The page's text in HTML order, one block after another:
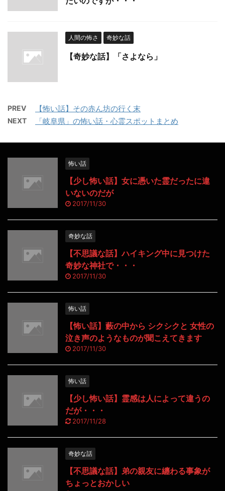
人間の怖さ 奇妙な話
【奇妙な話】「さよなら」
PREV 【怖い話】その赤ん坊の行く末
NEXT 「岐阜県」の怖い話・心霊スポットまとめ
怖い話
【少し怖い話】女に憑いた霊だったに違
いないのだが
2017/11/30
奇妙な話
【不思議な話】ハイキング中に見つけた
奇妙な神社で・・・
2017/11/30
怖い話
【怖い話】藪の中から シクシクと 女性の
泣き声のようなものが聞こえてきます
2017/11/30
怖い話
【少し怖い話】霊感は人によって違うの
だが・・・
2017/11/28
奇妙な話
【不思議な話】弟の親友に纏わる事象が
ちょっとおかしい